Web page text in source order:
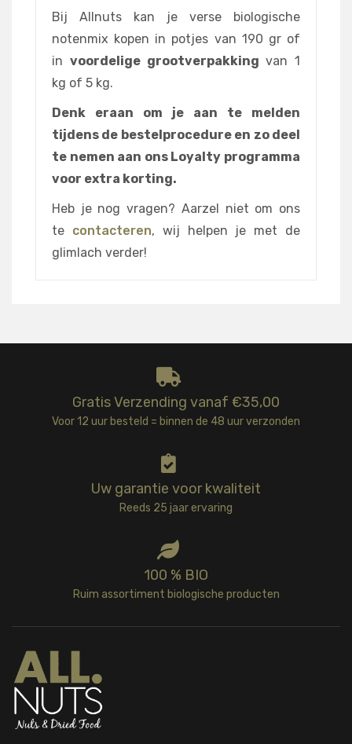
Bij Allnuts kan je verse biologische
notenmix kopen in potjes van 190 gr of
in voordelige grootverpakking van 1
kg of 5 kg.
Denk eraan om je aan te melden
tijdens de bestelprocedure en zo deel
te nemen aan ons Loyalty programma
voor extra korting.
Heb je nog vragen? Aarzel niet om ons
te contacteren, wij helpen je met de
glimlach verder!
Gratis Verzending vanaf €35,00
Voor 12 uur besteld = binnen de 48 uur verzonden
Uw garantie voor kwaliteit
Reeds 25 jaar ervaring
100 % BIO
Ruim assortiment biologische producten